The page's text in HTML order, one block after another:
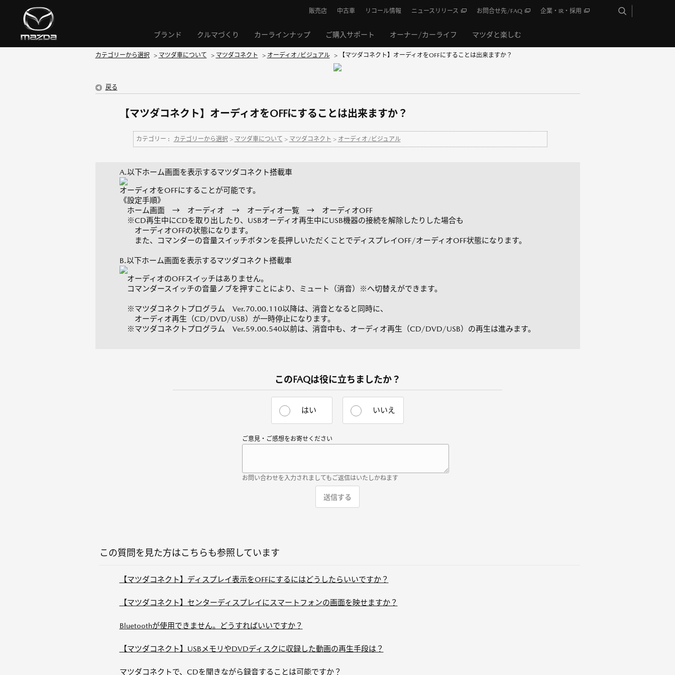
ブランド クルマづくり カーラインナップ ご購入サポート オーナー/カーライフ マツダと楽しむ
販売店 中古車 リコール情報 ニュースリリース お問合せ先/FAQ 企業・IR・採用
カテゴリーから選択 > マツダ車について > マツダコネクト > オーディオ/ビジュアル > 【マツダコネクト】オーディオをOFFにすることは出来ますか？
戻る
【マツダコネクト】オーディオをOFFにすることは出来ますか？
カテゴリー : カテゴリーから選択 > マツダ車について > マツダコネクト > オーディオ/ビジュアル
A.以下ホーム画面を表示するマツダコネクト搭載車
オーディオをOFFにすることが可能です。
《設定手順》
ホーム画面 → オーディオ → オーディオ一覧 → オーディオOFF
※CD再生中にCDを取り出したり、USBオーディオ再生中にUSB機器の接続を解除したりした場合も
オーディオOFFの状態になります。
また、コマンダーの音量スイッチボタンを長押しいただくことでディスプレイOFF/オーディオOFF状態になります。
B.以下ホーム画面を表示するマツダコネクト搭載車
オーディオのOFFスイッチはありません。
コマンダースイッチの音量ノブを押すことにより、ミュート（消音）※へ切替えができます。
※マツダコネクトプログラム Ver.70.00.110以降は、消音となると同時に、
オーディオ再生（CD/DVD/USB）が一時停止になります。
※マツダコネクトプログラム Ver.59.00.540以前は、消音中も、オーディオ再生（CD/DVD/USB）の再生は進みます。
このFAQは役に立ちましたか？
はい いいえ
ご意見・ご感想をお寄せください
お問い合わせを入力されましてもご返信はいたしかねます
この質問を見た方はこちらも参照しています
【マツダコネクト】ディスプレイ表示をOFFにするにはどうしたらいいですか？
【マツダコネクト】センターディスプレイにスマートフォンの画面を映せますか？
Bluetoothが使用できません。どうすればいいですか？
【マツダコネクト】USBメモリやDVDディスクに収録した動画の再生手段は？
マツダコネクトで、CDを聞きながら録音することは可能ですか？